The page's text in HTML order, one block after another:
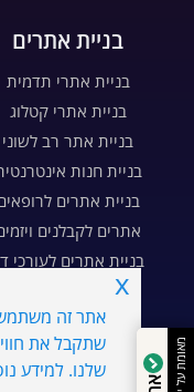
בניית אתרים
בניית אתרי תדמית
בניית אתרי קטלוג
בניית אתר רב לשוני
בניית חנות
בניית אתרים
אתרים לקבלנים
בניית אתרים לעורכי
בניית דפי נחיתה
מאומת על ידי
שתקבל את
שלנו. למידע
x